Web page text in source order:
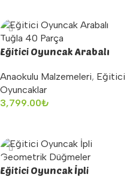
Eğitici Oyuncak Arabalı
Anaokulu Malzemeleri, Eğitici
Oyuncaklar
3,799.00₺
Eğitici Oyuncak İpli